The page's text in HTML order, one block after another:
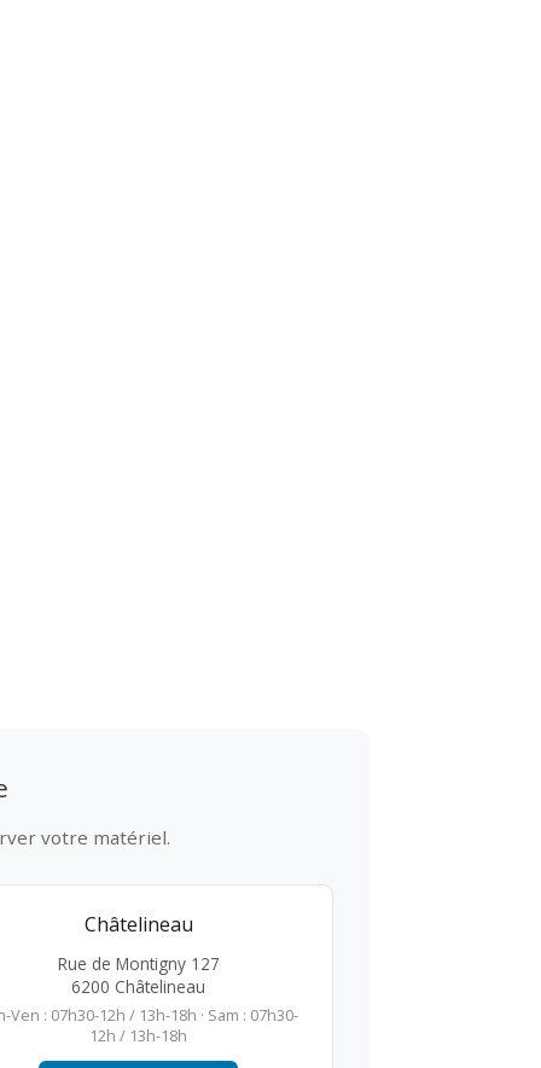
votre matériel.
Châtelineau
Rue de Montigny 127
6200 Châtelineau
Ven : 07h30-12h / 13h-18h · Sam : 07h30-
12h / 13h-18h